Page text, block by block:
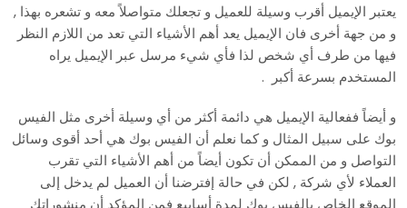
يعتبر الإيميل أقرب وسيلة للعميل و تجعلك متواصلاً معه و تشعره بهذا ,
و من جهة أخرى فان الإيميل يعد أهم الأشياء التي تعد من اللازم النظر
فيها من طرف أي شخص لذا فأي شيء مرسل عبر الإيميل يراه
المستخدم بسرعة أكبر .
و أيضاً ففعالية الإيميل هي دائمة أكثر من أي وسيلة أخرى مثل الفيس
بوك على سبيل المثال و كما نعلم أن الفيس بوك هي أحد أقوى وسائل
التواصل و من الممكن أن تكون أيضاً من أهم الأشياء التي تقرب
العملاء لأي شركة , لكن في حالة إفترضنا أن العميل لم يدخل إلى
الموقع الخاص بالفيس بوك لمدة أسابيع فمن المؤكد أن منشوراتك